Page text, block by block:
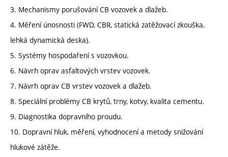
3. Mechanismy porušování CB vozovek a dlažeb.
4. Měření únosnosti (FWD, CBR, statická zatěžovací zkouška,
lehká dynamická deska).
5. Systémy hospodaření s vozovkou.
6. Návrh oprav asfaltových vrstev vozovek.
7. Návrh oprav CB vrstev vozovek a dlažeb.
8. Speciální problémy CB krytů, trny, kotvy, kvalita cementu.
9. Diagnostika dopravního proudu.
10. Dopravní hluk, měření, vyhodnocení a metody snižování
hlukové zátěže.